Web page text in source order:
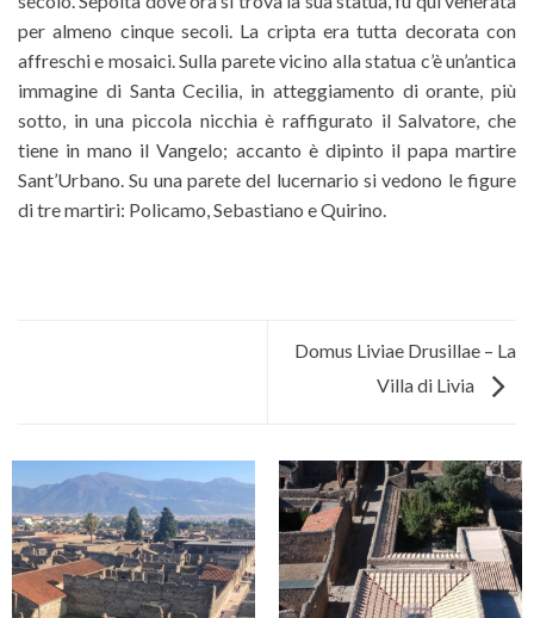
per almeno cinque secoli. La cripta era tutta decorata con
affreschi e mosaici. Sulla parete vicino alla statua c’è un’antica
immagine di Santa Cecilia, in atteggiamento di orante, più
sotto, in una piccola nicchia è raffigurato il Salvatore, che
tiene in mano il Vangelo; accanto è dipinto il papa martire
Sant’Urbano. Su una parete del lucernario si vedono le figure
di tre martiri: Policamo, Sebastiano e Quirino.
Domus Liviae Drusillae – La
Villa di Livia